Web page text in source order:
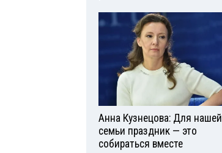
Анна Кузнецова: Для нашей
семьи праздник — это
собираться вместе